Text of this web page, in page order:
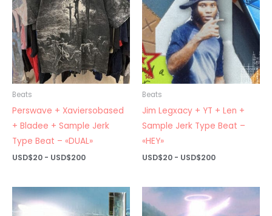
Beats
Perswave + Xaviersobased
+ Bladee + Sample Jerk
Type Beat – «DUAL»
USD$20 - USD$200Rango
desde
USD$20
Beats
Jim Legxacy + YT + Len +
Sample Jerk Type Beat –
«HEY»
USD$20 - USD$200Rango
desde
USD$20
hasta